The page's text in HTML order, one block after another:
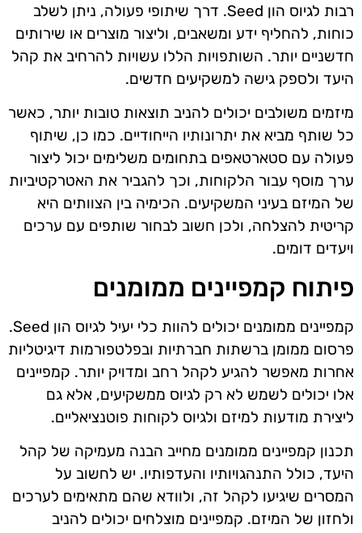
רבות לגיוס הון Seed. דרך שיתופי פעולה, ניתן לשלב
כוחות, להחליף ידע ומשאבים, וליצור מוצרים או שירותים
חדשניים יותר. השותפויות הללו עשויות להרחיב את קהל
היעד ולספק גישה למשקיעים חדשים.
מיזמים משולבים יכולים להניב תוצאות טובות יותר, כאשר
כל שותף מביא את יתרונותיו הייחודיים. כמו כן, שיתוף
פעולה עם סטארטאפים בתחומים משלימים יכול ליצור
ערך מוסף עבור הלקוחות, וכך להגביר את האטרקטיביות
של המיזם בעיני המשקיעים. הכימיה בין הצוותים היא
קריטית להצלחה, ולכן חשוב לבחור שותפים עם ערכים
ויעדים דומים.
פיתוח קמפיינים ממומנים
קמפיינים ממומנים יכולים להוות כלי יעיל לגיוס הון Seed.
פרסום ממומן ברשתות חברתיות ובפלטפורמות דיגיטליות
אחרות מאפשר להגיע לקהל רחב ומדויק יותר. קמפיינים
אלו יכולים לשמש לא רק לגיוס ממשקיעים, אלא גם
ליצירת מודעות למיזם ולגיוס לקוחות פוטנציאליים.
תכנון קמפיינים ממומנים מחייב הבנה מעמיקה של קהל
היעד, כולל התנהגויותיו והעדפותיו. יש לחשוב על
המסרים שיגיעו לקהל זה, ולוודא שהם מתאימים לערכים
ולחזון של המיזם. קמפיינים מוצלחים יכולים להניב